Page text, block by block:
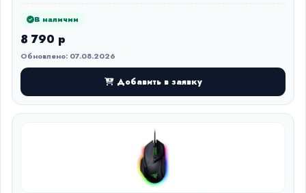
В наличии
8 790 р
Обновлено: 07.08.2026
Добавить в заявку